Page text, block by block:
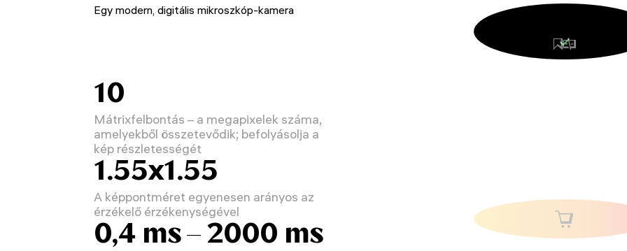
Egy modern, digitális mikroszkóp-kamera
10
Mátrixfelbontás – a megapixelek száma,
amelyekből összetevődik; befolyásolja a
kép részletességét
1.55x1.55
A képpontméret egyenesen arányos az
érzékelő érzékenységével
0,4 ms – 2000 ms